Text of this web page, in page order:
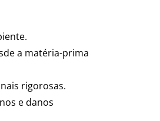
a matéria-prima
rigorosas.
e danos